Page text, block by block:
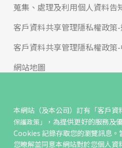
本網站（及本公司）訂有 「客戶
保護政策」
，為提供更好的服務及
Cookies 記錄存取您的瀏覽訊息。
您暸解並同意本網站對於您個人
蒐集、處理及利用個人資料告
客戶資料共享管理隱私權政策
客戶資料共享管理隱私權政策
網站地圖
免責聲明
聯絡我們